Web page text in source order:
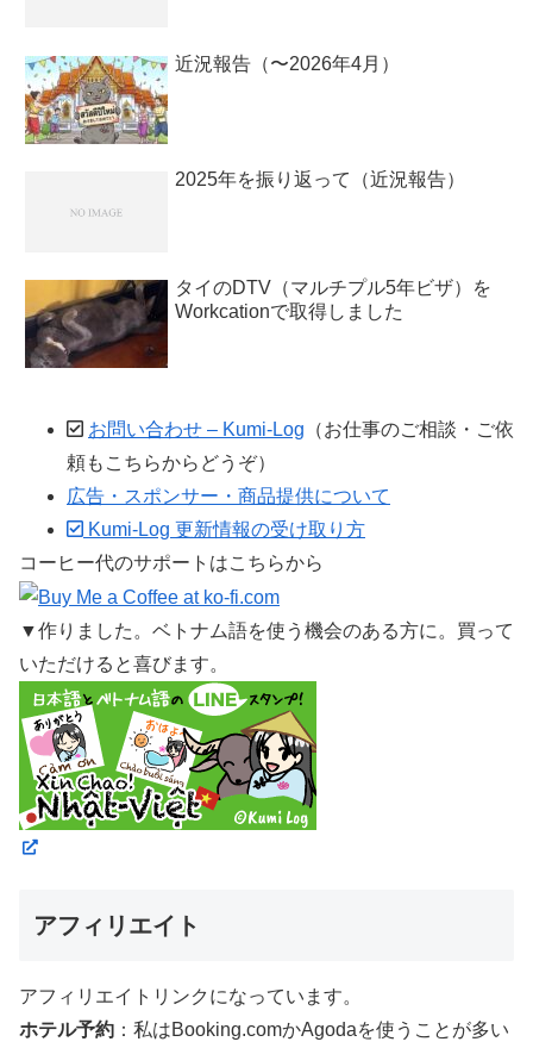
近況報告（〜2026年4月）
2025年を振り返って（近況報告）
タイのDTV（マルチプル5年ビザ）を
Workcationで取得しました
お問い合わせ – Kumi-Log （お仕事のご相談・ご依
頼もこちらからどうぞ）
広告・スポンサー・商品提供について
Kumi-Log 更新情報の受け取り方
コーヒー代のサポートはこちらから
▼作りました。ベトナム語を使う機会のある方に。買って
いただけると喜びます。
アフィリエイト
アフィリエイトリンクになっています。
ホテル予約 ：私はBooking.comかAgodaを使うことが多い